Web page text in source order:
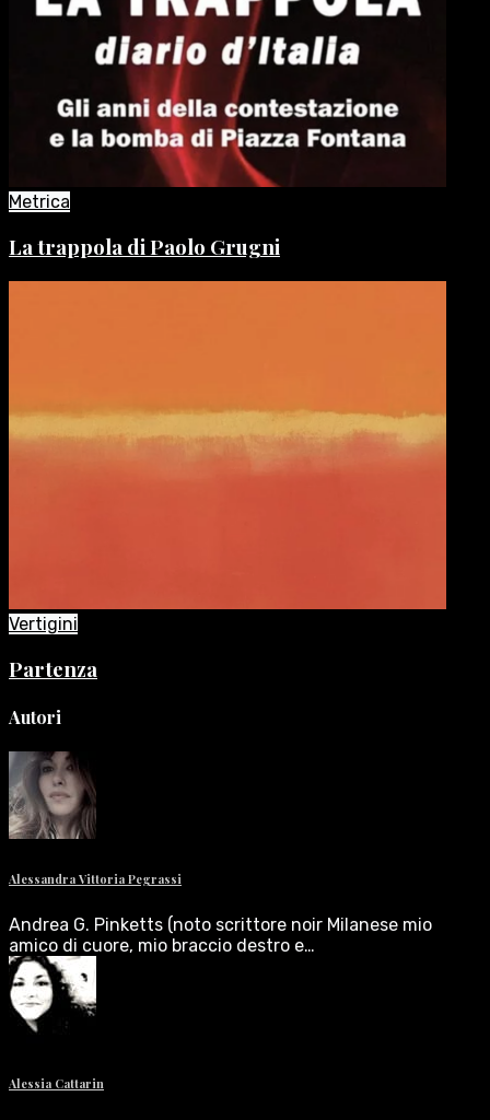
Metrica
La trappola di Paolo Grugni
Vertigini
Partenza
Autori
Alessandra Vittoria Pegrassi
Andrea G. Pinketts (noto scrittore noir Milanese mio
amico di cuore, mio braccio destro e…
Alessia Cattarin